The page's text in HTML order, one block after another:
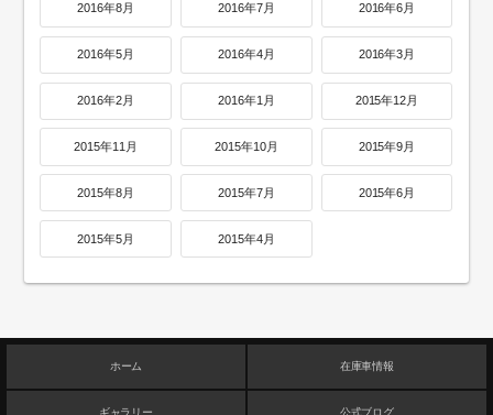
2016年8月 2016年7月 2016年6月
2016年5月 2016年4月 2016年3月
2016年2月 2016年1月 2015年12月
2015年11月 2015年10月 2015年9月
2015年8月 2015年7月 2015年6月
2015年5月 2015年4月
ホーム 在庫車情報
ギャラリー 公式ブログ